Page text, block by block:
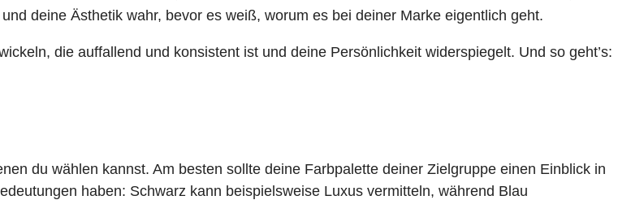
deine Ästhetik wahr, bevor es weiß, worum es bei deiner Marke eigentlich geht.
die auffallend und konsistent ist und deine Persönlichkeit widerspiegelt. Und so geht’s:
du wählen kannst. Am besten sollte deine Farbpalette deiner Zielgruppe einen Einblick in
haben: Schwarz kann beispielsweise Luxus vermitteln, während Blau